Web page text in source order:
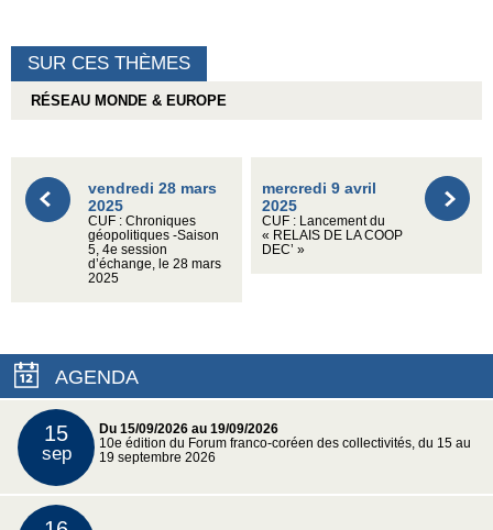
SUR CES THÈMES
RÉSEAU MONDE & EUROPE
vendredi 28 mars
2025
CUF : Chroniques
géopolitiques -Saison
5, 4e session
d’échange, le 28 mars
2025
mercredi 9 avril
2025
CUF : Lancement du
« RELAIS DE LA COOP
DEC’ »
AGENDA
15
sep
Du 15/09/2026 au 19/09/2026
10e édition du Forum franco-coréen des collectivités, du 15 au
19 septembre 2026